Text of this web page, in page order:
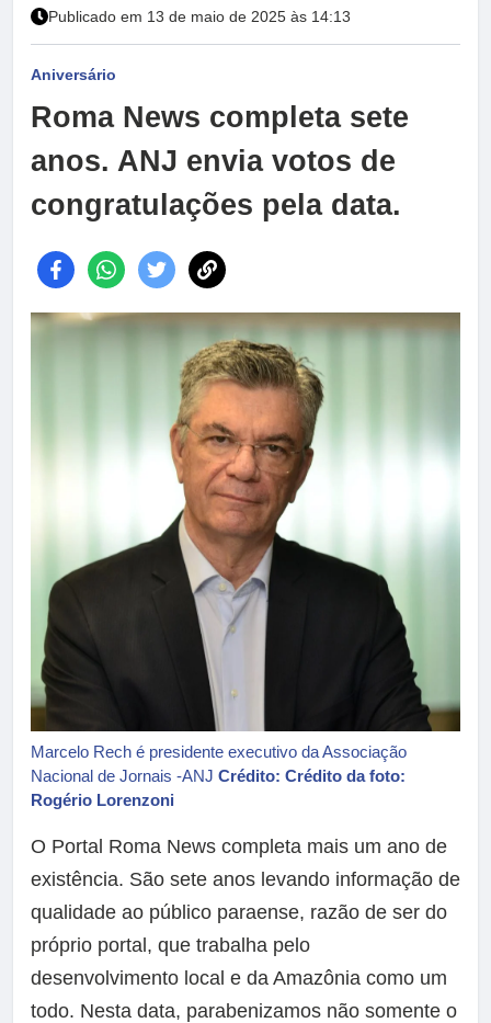
Publicado em 13 de maio de 2025 às 14:13
Aniversário
Roma News completa sete
anos. ANJ envia votos de
congratulações pela data.
Marcelo Rech é presidente executivo da Associação
Nacional de Jornais -ANJ Crédito: Crédito da foto:
Rogério Lorenzoni
O Portal Roma News completa mais um ano de
existência. São sete anos levando informação de
qualidade ao público paraense, razão de ser do
próprio portal, que trabalha pelo
desenvolvimento local e da Amazônia como um
todo. Nesta data, parabenizamos não somente o